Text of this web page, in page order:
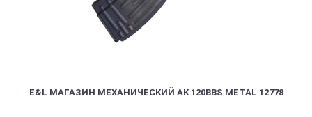
E&L МАГАЗИН МЕХАНИЧЕСКИЙ АК 120BBS METAL 12778